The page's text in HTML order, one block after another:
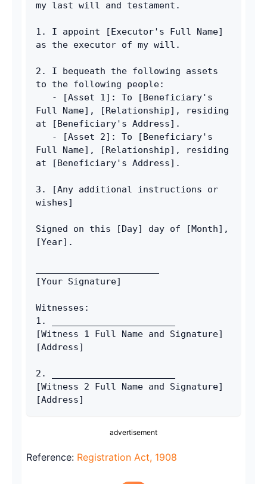
my last will and testament.
1. I appoint [Executor's Full Name]
as the executor of my will.
2. I bequeath the following assets
to the following people:
Full Name], [Relationship], residing
at [Beneficiary's Address].
Full Name], [Relationship], residing
at [Beneficiary's Address].
3. [Any additional instructions or
wishes]
Signed on this [Day] day of [Month],
[Year].
[Your Signature]
Witnesses:
1. _______________________
[Witness 1 Full Name and Signature]
[Address]
2. _______________________
[Witness 2 Full Name and Signature]
[Address]
advertisement
Reference: Registration Act, 1908